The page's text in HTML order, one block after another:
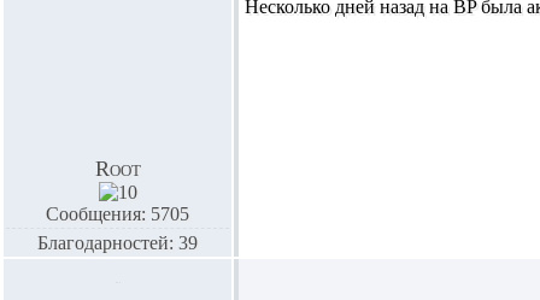
Root
Сообщения: 5705
Благодарностей: 39
Несколько дней назад на BP была